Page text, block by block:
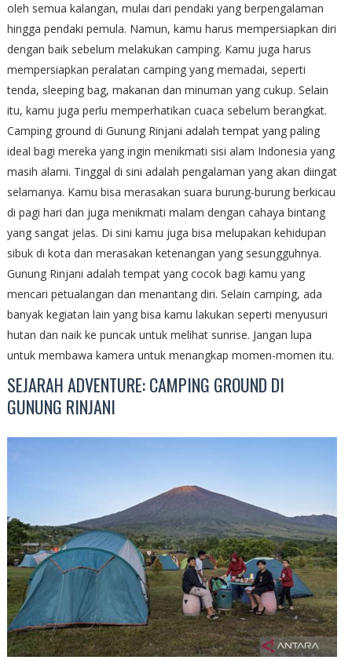
oleh semua kalangan, mulai dari pendaki yang berpengalaman
hingga pendaki pemula. Namun, kamu harus mempersiapkan diri
dengan baik sebelum melakukan camping. Kamu juga harus
mempersiapkan peralatan camping yang memadai, seperti
tenda, sleeping bag, makanan dan minuman yang cukup. Selain
itu, kamu juga perlu memperhatikan cuaca sebelum berangkat.
Camping ground di Gunung Rinjani adalah tempat yang paling
ideal bagi mereka yang ingin menikmati sisi alam Indonesia yang
masih alami. Tinggal di sini adalah pengalaman yang akan diingat
selamanya. Kamu bisa merasakan suara burung-burung berkicau
di pagi hari dan juga menikmati malam dengan cahaya bintang
yang sangat jelas. Di sini kamu juga bisa melupakan kehidupan
sibuk di kota dan merasakan ketenangan yang sesungguhnya.
Gunung Rinjani adalah tempat yang cocok bagi kamu yang
mencari petualangan dan menantang diri. Selain camping, ada
banyak kegiatan lain yang bisa kamu lakukan seperti menyusuri
hutan dan naik ke puncak untuk melihat sunrise. Jangan lupa
untuk membawa kamera untuk menangkap momen-momen itu.
SEJARAH ADVENTURE: CAMPING GROUND DI
GUNUNG RINJANI